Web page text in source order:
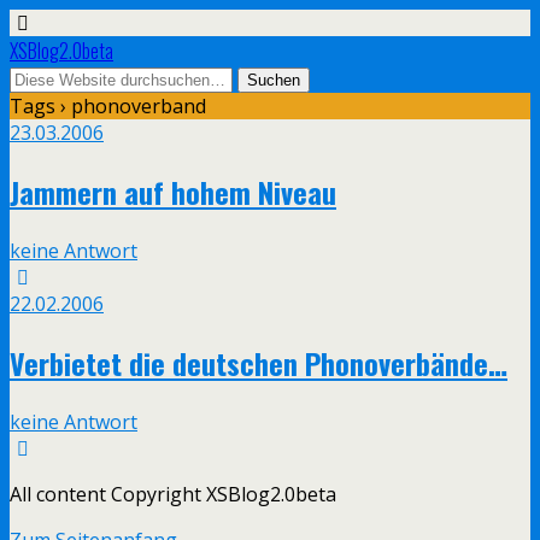
XSBlog2.0beta
Tags › phonoverband
23.03.2006
Jammern auf hohem Niveau
keine Antwort
22.02.2006
Verbietet die deutschen Phonoverbände…
keine Antwort
All content Copyright XSBlog2.0beta